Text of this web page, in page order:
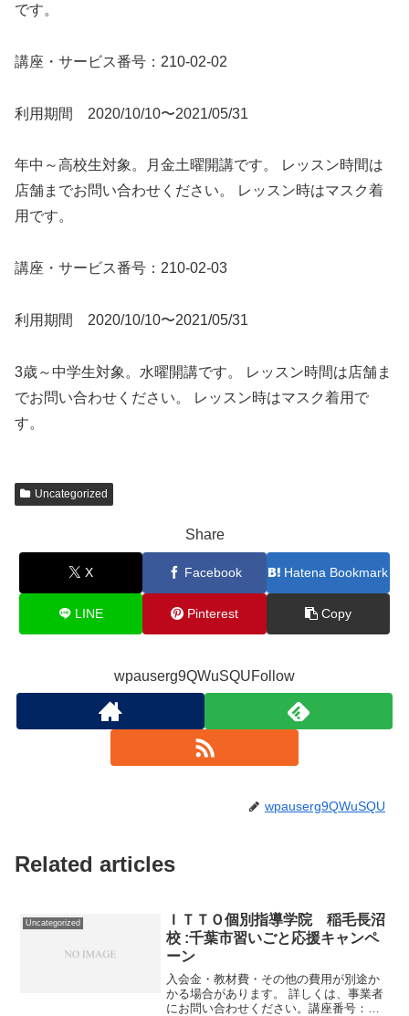
です。
講座・サービス番号：210-02-02
利用期間 2020/10/10〜2021/05/31
年中～高校生対象。月金土曜開講です。 レッスン時間は
店舗までお問い合わせください。 レッスン時はマスク着
用です。
講座・サービス番号：210-02-03
利用期間 2020/10/10〜2021/05/31
3歳～中学生対象。水曜開講です。 レッスン時間は店舗ま
でお問い合わせください。 レッスン時はマスク着用で
す。
Uncategorized
Share
X Facebook Hatena Bookmark
LINE Pinterest Copy
wpauserg9QWuSQUFollow
wpauserg9QWuSQU
Related articles
Uncategorized
ＩＴＴＯ個別指導学院 稲毛長沼
校 :千葉市習いごと応援キャンペ
ーン
入会金・教材費・その他の費用が別途か
かる場合があります。 詳しくは、事業者
にお問い合わせください。講座番号：